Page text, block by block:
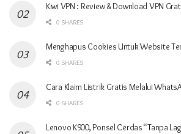
Kiwi VPN : Review & Download VPN
0 SHARES
Menghapus Cookies Untuk Website
0 SHARES
Cara Klaim Listrik Gratis Melalui
0 SHARES
Lenovo K900, Ponsel Cerdas “Tanpa